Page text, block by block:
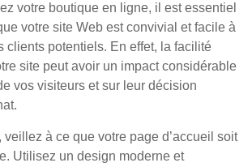
votre boutique en ligne, il est essentiel
votre site Web est convivial et facile à
clients potentiels. En effet, la facilité
site peut avoir un impact considérable
vos visiteurs et sur leur décision
veillez à ce que votre page d’accueil soit
Utilisez un design moderne et